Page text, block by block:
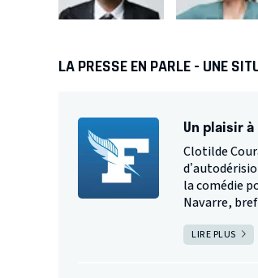
LA PRESSE EN PARLE - UNE
Un plaisir
Clotilde
la comédie
Navarre,
LIRE PLUS